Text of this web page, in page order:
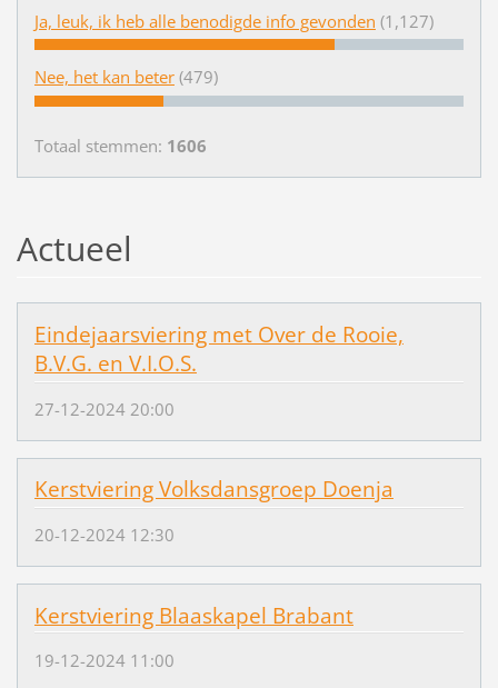
Ja, leuk, ik heb alle benodigde info gevonden (1,127)
Nee, het kan beter (479)
Totaal stemmen: 1606
Actueel
Eindejaarsviering met Over de Rooie,
B.V.G. en V.I.O.S.
27-12-2024 20:00
Kerstviering Volksdansgroep Doenja
20-12-2024 12:30
Kerstviering Blaaskapel Brabant
19-12-2024 11:00